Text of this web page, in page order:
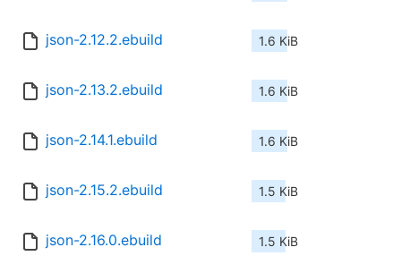
json-2.12.2.ebuild 1.6 KiB
json-2.13.2.ebuild 1.6 KiB
json-2.14.1.ebuild 1.6 KiB
json-2.15.2.ebuild 1.5 KiB
json-2.16.0.ebuild 1.5 KiB